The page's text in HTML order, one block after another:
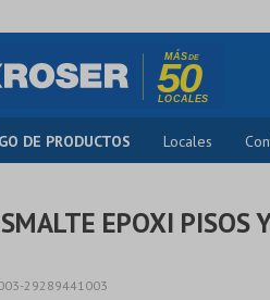
DE PRODUCTOS Locales
EPOXI PISOS
29289441003